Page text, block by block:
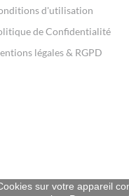
d'utilisation
de Confidentialité
légales & RGPD
sur votre appareil